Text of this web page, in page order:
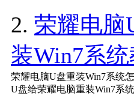
2. 荣耀电脑
装Win7系
荣耀电脑U盘重装Win7系统
U盘给荣耀电脑重装Win7系